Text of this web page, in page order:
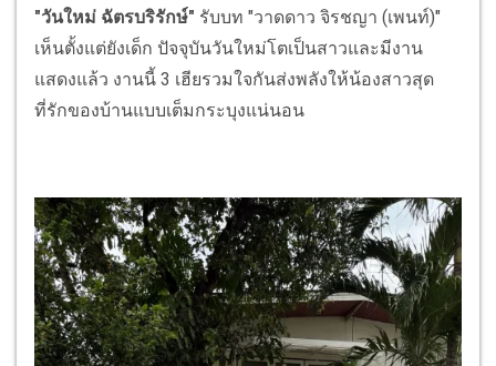
"วันใหม่ ฉัตรบริรักษ์" รับบท "วาดดาว จิรชญา (เพนท์)"
เห็นตั้งแต่ยังเด็ก ปัจจุบันวันใหม่โตเป็นสาวและมีงาน
แสดงแล้ว งานนี้ 3 เฮียรวมใจกันส่งพลังให้น้องสาวสุด
ที่รักของบ้านแบบเต็มกระบุงแน่นอน